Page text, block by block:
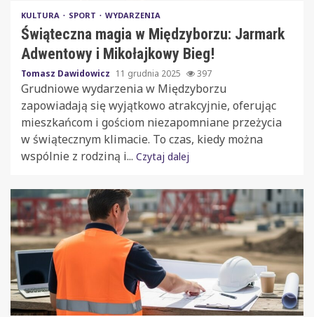
KULTURA SPORT WYDARZENIA
Świąteczna magia w Międzyborzu: Jarmark
Adwentowy i Mikołajkowy Bieg!
Tomasz Dawidowicz 11 grudnia 2025 397
Grudniowe wydarzenia w Międzyborzu
zapowiadają się wyjątkowo atrakcyjnie, oferując
mieszkańcom i gościom niezapomniane przeżycia
w świątecznym klimacie. To czas, kiedy można
wspólnie z rodziną i... Czytaj dalej